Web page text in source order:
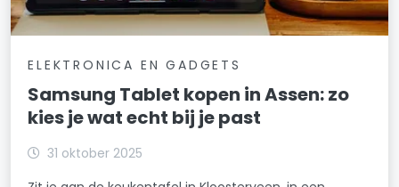
ELEKTRONICA EN GADGETS
Samsung Tablet kopen in Assen: zo
kies je wat echt bij je past
31 oktober 2025